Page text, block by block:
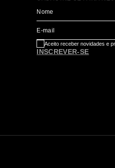
Nome
E-mail
INSCREVER-SE
Aceito receber novidades e